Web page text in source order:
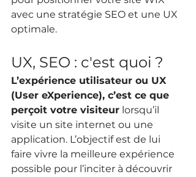
avec une stratégie SEO et une UX
optimale.
UX, SEO : c'est quoi ?
L’expérience utilisateur ou UX
(User eXperience), c’est ce que
perçoit votre visiteur lorsqu’il
visite un site internet ou une
application. L’objectif est de lui
faire vivre la meilleure expérience
possible pour l’inciter à découvrir